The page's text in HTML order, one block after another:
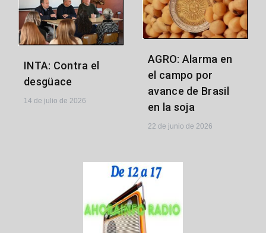
INTA: Contra el
desgüace
14 de julio de 2026
AGRO: Alarma en
el campo por
avance de Brasil
en la soja
22 de junio de 2026